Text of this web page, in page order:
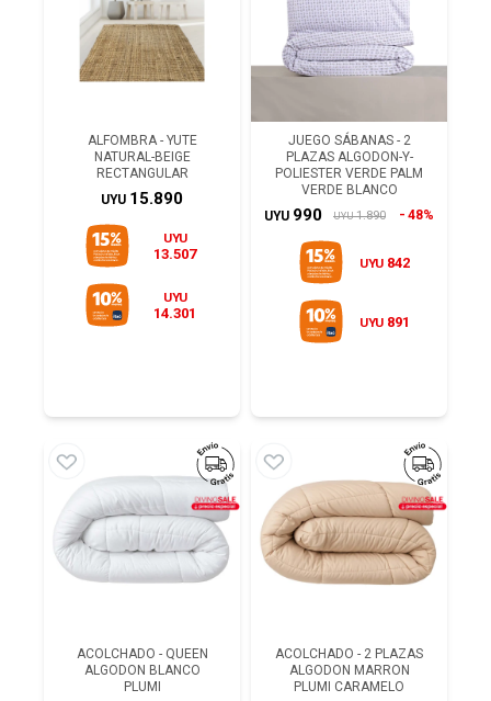
ALFOMBRA - YUTE
NATURAL-BEIGE
RECTANGULAR
UYU 15.890
UYU
13.507
UYU
14.301
JUEGO SÁBANAS - 2
PLAZAS ALGODON-Y-
POLIESTER VERDE PALM
VERDE BLANCO
UYU 990 UYU 1.890 48%
UYU 842
UYU 891
ACOLCHADO - QUEEN
ALGODON BLANCO
PLUMI
ACOLCHADO - 2 PLAZAS
ALGODON MARRON
PLUMI CARAMELO